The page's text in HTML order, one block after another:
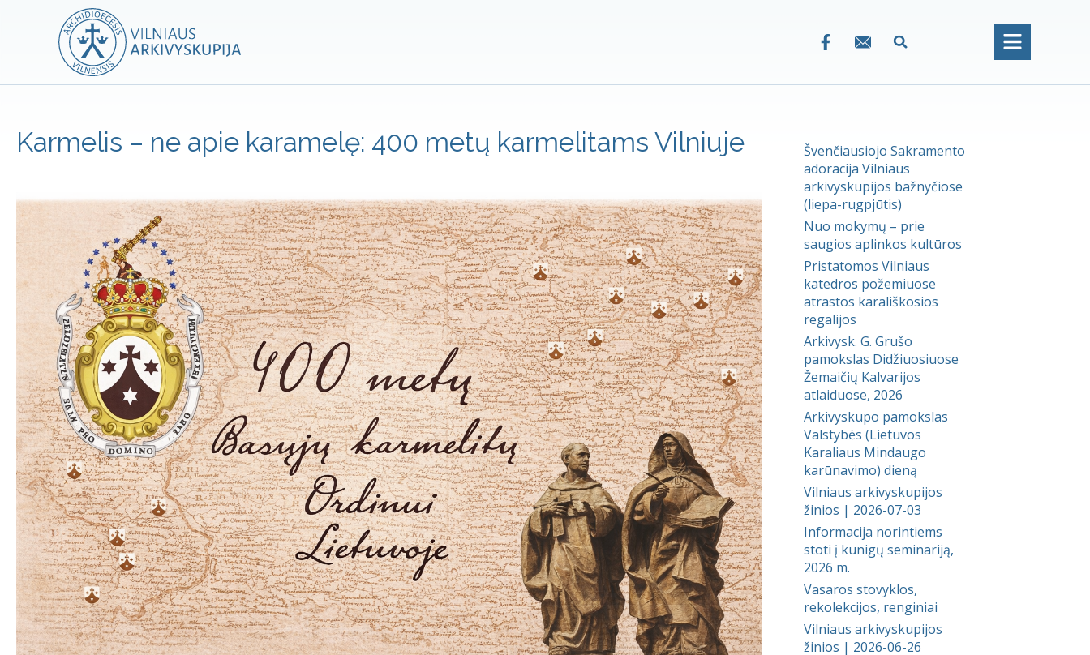
Karmelis – ne apie karamelę: 400 metų karmelitams Vilniuje
Švenčiausiojo Sakramento
adoracija Vilniaus
arkivyskupijos bažnyčiose
(liepa-rugpjūtis)
Nuo mokymų – prie
saugios aplinkos kultūros
Pristatomos Vilniaus
katedros požemiuose
atrastos karališkosios
regalijos
Arkivysk. G. Grušo
pamokslas Didžiuosiuose
Žemaičių Kalvarijos
atlaiduose, 2026
Arkivyskupo pamokslas
Valstybės (Lietuvos
Karaliaus Mindaugo
karūnavimo) dieną
Vilniaus arkivyskupijos
žinios | 2026-07-03
Informacija norintiems
stoti į kunigų seminariją,
2026 m.
Vasaros stovyklos,
rekolekcijos, renginiai
Vilniaus arkivyskupijos
žinios | 2026-06-26